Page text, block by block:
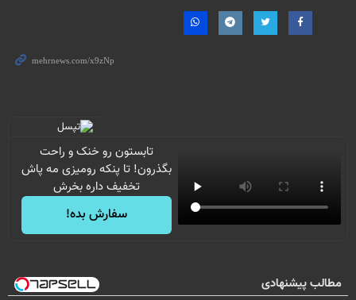
تابستون رو خنک و راحت
بگذرون! تا پنکه رومیزی مه پاش
تخفیف داره بخرش
سفارش بده!
مطالب پیشنهادی